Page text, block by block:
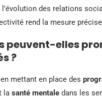
des relations
rend la mesure
peuvent-elles
?
mettant en place des
la santé mentale dans les